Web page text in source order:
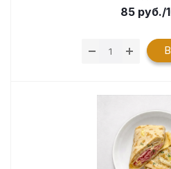
85 руб./